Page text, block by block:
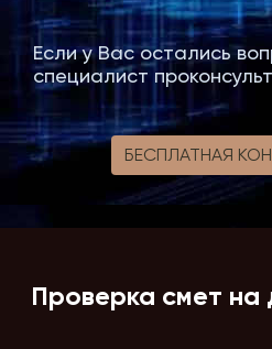
Если у Вас остались
специалист
БЕСПЛАТНАЯ
Проверка смет на